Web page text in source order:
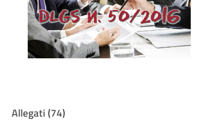
Allegati (74)